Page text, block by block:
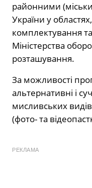
районними
України у
комплектування
Міністерства
розташування.
За можливості
альтернативні і
мисливських
(фото- та
РЕКЛАМА